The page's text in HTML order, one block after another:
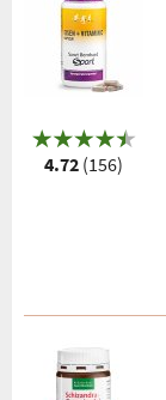
4.72 (156)